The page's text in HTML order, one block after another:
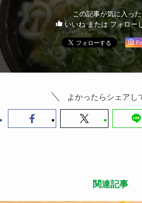
食に疲れた胃にとてもやさしい
午前中から深夜までうどん屋が
の食文化に根付いてる証拠だと思
今度は宮崎が発祥と言われる釜